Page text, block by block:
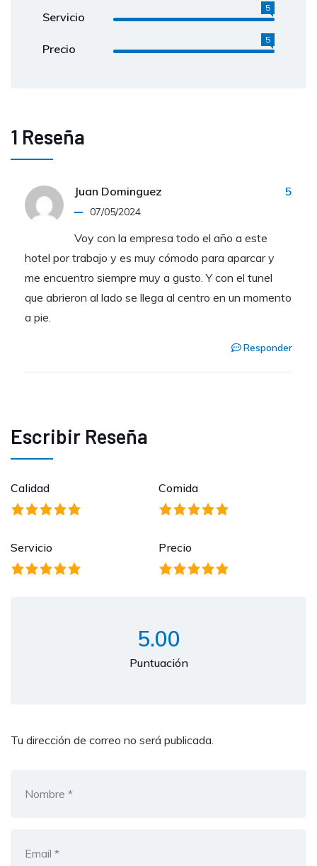
Servicio
5
Precio
5
1 Reseña
Juan Dominguez
07/05/2024
Voy con la empresa todo el año a este
hotel por trabajo y es muy cómodo para aparcar y
me encuentro siempre muy a gusto. Y con el tunel
que abrieron al lado se llega al centro en un momento
a pie.
5
Responder
Escribir Reseña
Calidad Comida
Servicio Precio
5.00
Puntuación
Tu dirección de correo no será publicada.